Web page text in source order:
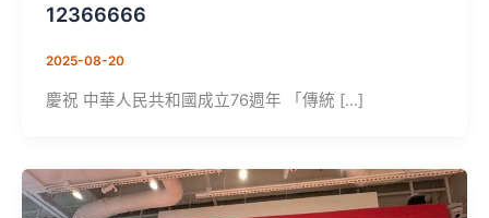
12366666
2025-08-20
慶祝 中華人民共和國成立76週年 「傳統 […]